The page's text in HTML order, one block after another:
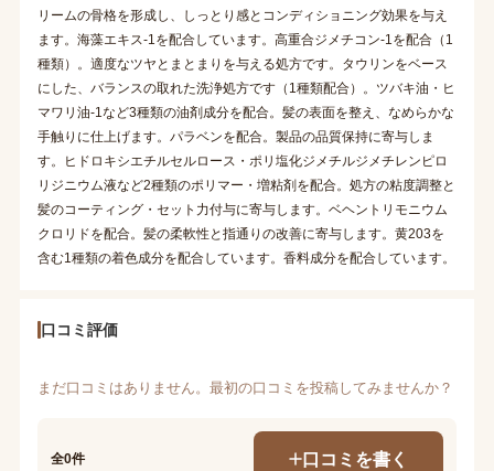
リームの骨格を形成し、しっとり感とコンディショニング効果を与え
ます。海藻エキス-1を配合しています。高重合ジメチコン-1を配合（1
種類）。適度なツヤとまとまりを与える処方です。タウリンをベース
にした、バランスの取れた洗浄処方です（1種類配合）。ツバキ油・ヒ
マワリ油-1など3種類の油剤成分を配合。髪の表面を整え、なめらかな
手触りに仕上げます。パラベンを配合。製品の品質保持に寄与しま
す。ヒドロキシエチルセルロース・ポリ塩化ジメチルジメチレンピロ
リジニウム液など2種類のポリマー・増粘剤を配合。処方の粘度調整と
髪のコーティング・セット力付与に寄与します。ベヘントリモニウム
クロリドを配合。髪の柔軟性と指通りの改善に寄与します。黄203を
含む1種類の着色成分を配合しています。香料成分を配合しています。
口コミ評価
まだ口コミはありません。最初の口コミを投稿してみませんか？
全0件 口コミを書く